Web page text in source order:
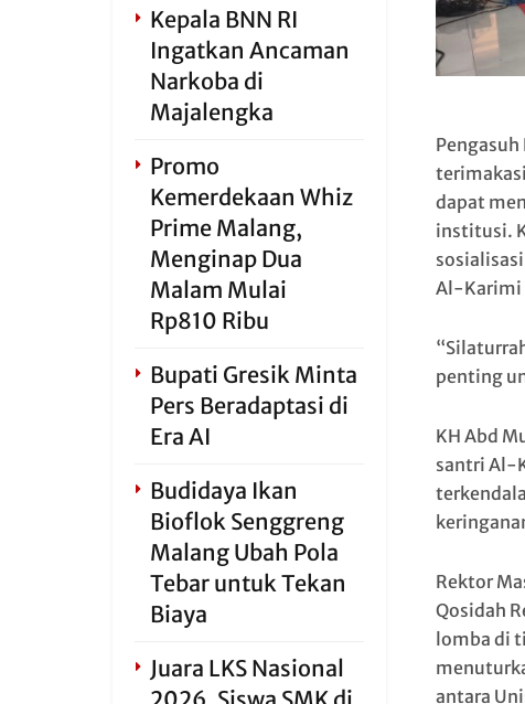
dapat
institusi.
Al-Karimi
penting
KH Abd
santri Al-
Rektor
Qosidah
lomba di
antara
Kepala BNN RI
Ingatkan Ancaman
Narkoba di
Majalengka
Promo
Kemerdekaan Whiz
Prime Malang,
Menginap Dua
Malam Mulai
Rp810 Ribu
Bupati Gresik Minta
Pers Beradaptasi di
Era AI
Budidaya Ikan
Bioflok Senggreng
Malang Ubah Pola
Tebar untuk Tekan
Biaya
Juara LKS Nasional